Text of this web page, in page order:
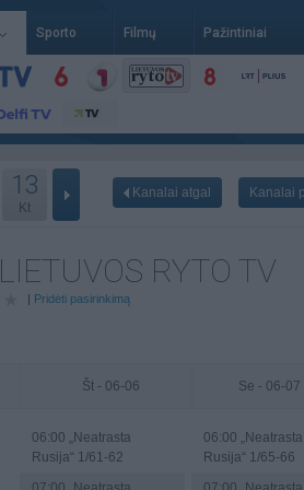
Sporto Filmų Pažintiniai
13
Kt
Kanalai atgal Kanalai
LIETUVOS RYTO TV
| Pridėti pasirinkimą
Št - 06-06
06:00 „Neatrasta
Rusija“ 1/61-62
Se - 06-07
06:00 „Neatrasta
Rusija“ 1/65-66